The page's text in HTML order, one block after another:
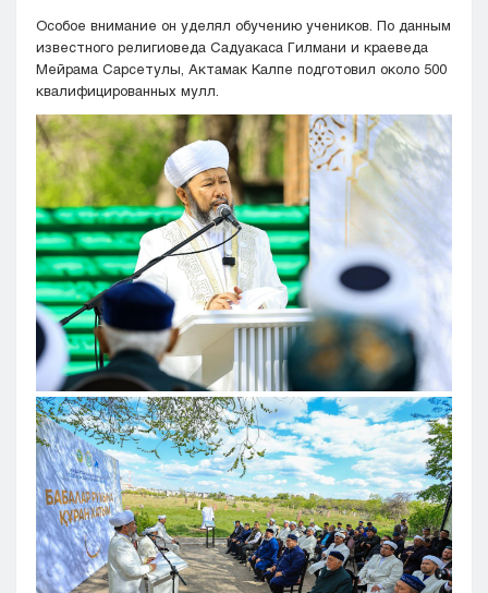
Особое внимание он уделял обучению учеников. По данным
известного религиоведа Садуакаса Гилмани и краеведа
Мейрама Сарсетулы, Актамак Калпе подготовил около 500
квалифицированных мулл.